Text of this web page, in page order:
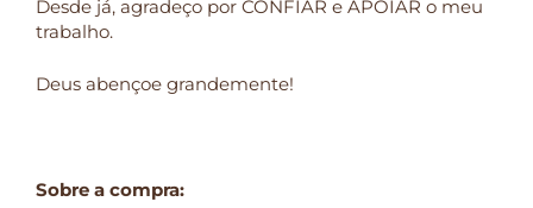
Desde já, agradeço por CONFIAR e APOIAR o meu
trabalho.
Deus abençoe grandemente!
Sobre a compra: